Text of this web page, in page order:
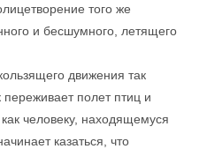
того же
и бесшумного, летящего
движения так
переживает полет птиц и
человеку, находящемуся
казаться, что